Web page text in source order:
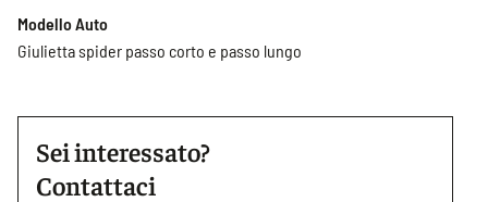
Modello Auto
Giulietta spider passo corto e passo lungo
Sei interessato?
Contattaci